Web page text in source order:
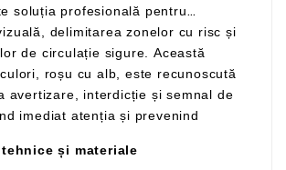
soluția profesională pentru
delimitarea zonelor cu risc și
de circulație sigure. Această
roșu cu alb, este recunoscută
avertizare, interdicție și semnal de
imediat atenția și prevenind
și materiale